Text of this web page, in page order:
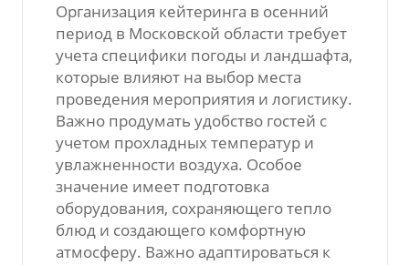
Организация кейтеринга в осенний
период в Московской области требует
учета специфики погоды и ландшафта,
которые влияют на выбор места
проведения мероприятия и логистику.
Важно продумать удобство гостей с
учетом прохладных температур и
увлажненности воздуха. Особое
значение имеет подготовка
оборудования, сохраняющего тепло
блюд и создающего комфортную
атмосферу. Важно адаптироваться к